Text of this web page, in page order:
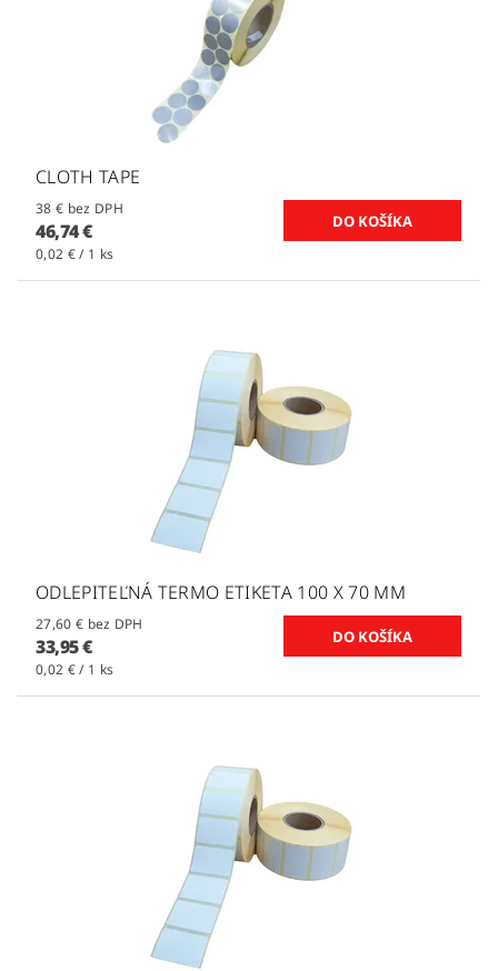
CLOTH TAPE
38 € bez DPH
46,74 €
0,02 € / 1 ks
ODLEPITEĽNÁ TERMO ETIKETA 100 X 70 MM
27,60 € bez DPH
33,95 €
0,02 € / 1 ks